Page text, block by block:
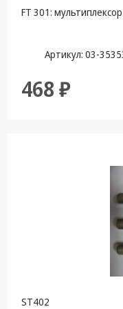
FT 301:
Артикул: 03-
468 ₽
ST402